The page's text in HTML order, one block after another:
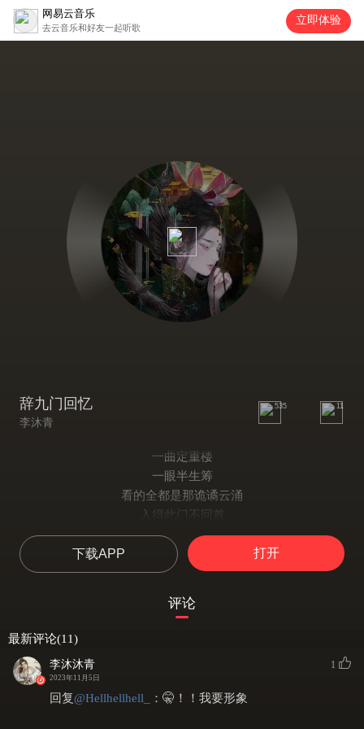
网易云音乐
去云音乐和好友一起听歌
立即体验
辞九门回忆
李沐青
535 11
一曲定重楼
一眼半生筹
看的全都是那诡谲云涌
入得此门不回首
无需宣之于口
我对案再拜那风雨瓢泼的残陋
再聚首
可怜一处情深旧
换过一折又重头
下载APP 打开
评论
最新评论(11)
李沐沐青
2023年11月5日
1
回复@Hellhellhell_ ： 🤫！！我要形象